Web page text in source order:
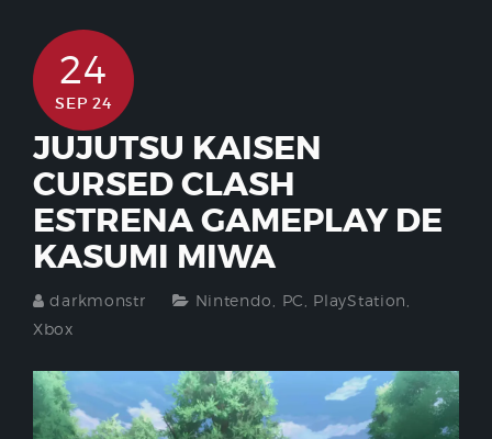
24
SEP 24
JUJUTSU KAISEN
CURSED CLASH
ESTRENA GAMEPLAY DE
KASUMI MIWA
darkmonstr Nintendo PC PlayStation
Xbox